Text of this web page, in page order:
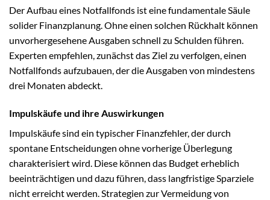
Der Aufbau eines Notfallfonds ist eine fundamentale Säule
solider Finanzplanung. Ohne einen solchen Rückhalt können
unvorhergesehene Ausgaben schnell zu Schulden führen.
Experten empfehlen, zunächst das Ziel zu verfolgen, einen
Notfallfonds aufzubauen, der die Ausgaben von mindestens
drei Monaten abdeckt.
Impulskäufe und ihre Auswirkungen
Impulskäufe sind ein typischer Finanzfehler, der durch
spontane Entscheidungen ohne vorherige Überlegung
charakterisiert wird. Diese können das Budget erheblich
beeinträchtigen und dazu führen, dass langfristige Sparziele
nicht erreicht werden. Strategien zur Vermeidung von